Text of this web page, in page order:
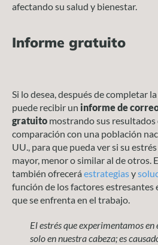
afectando su salud y bienestar.
Informe gratuito
Si lo desea, después de completar
puede recibir un informe de
gratuito mostrando sus resultados
comparación con una población
UU., para que pueda ver si su
mayor, menor o similar al de otros.
también ofrecerá estrategiasy
función de los factores estresantes
que se enfrenta en el trabajo.
El estrés que experimentamos
solo en nuestra cabeza; es